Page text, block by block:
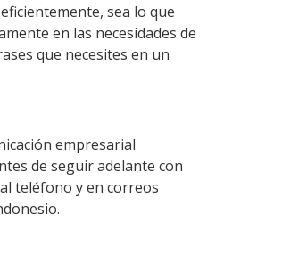
sea lo que
en las necesidades de
que necesites en un
empresarial
de seguir adelante con
teléfono y en correos